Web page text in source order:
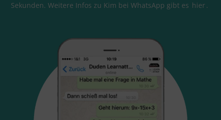
Sekunden. Weitere Infos zu Kim bei WhatsApp gibt es hier.